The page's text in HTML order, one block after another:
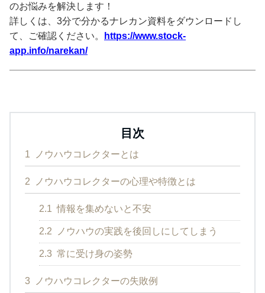
のお悩みを解決します！
詳しくは、3分で分かるナレカン資料をダウンロードし
て、ご確認ください。
https://www.stock-
app.info/narekan/
目次
1 ノウハウコレクターとは
2 ノウハウコレクターの心理や特徴とは
2.1 情報を集めないと不安
2.2 ノウハウの実践を後回しにしてしまう
2.3 常に受け身の姿勢
3 ノウハウコレクターの失敗例